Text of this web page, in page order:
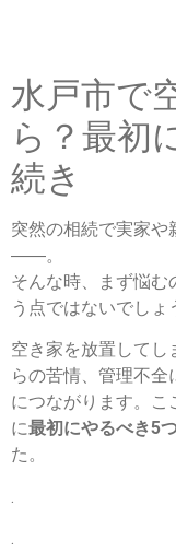
水戸市で
ら？最初
続き
突然の相続で実家や
――。
そんな時、まず悩む
う点ではないでしょ
空き家を放置して
らの苦情、管理不
につながります。こ
に最初にやるべき5
た。
.